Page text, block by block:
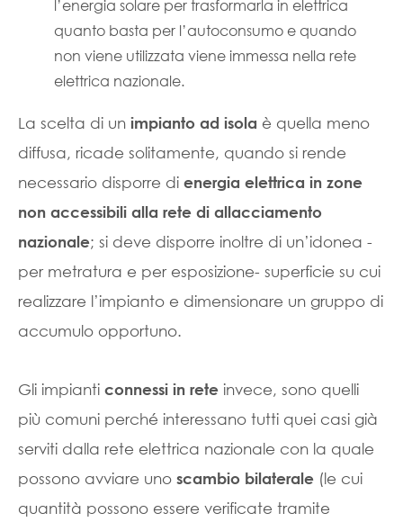
l’energia solare per trasformarla in elettrica
quanto basta per l’autoconsumo e quando
non viene utilizzata viene immessa nella rete
elettrica nazionale.
La scelta di un impianto ad isola è quella meno
diffusa, ricade solitamente, quando si rende
necessario disporre di energia elettrica in zone
non accessibili alla rete di allacciamento
nazionale; si deve disporre inoltre di un’idonea -
per metratura e per esposizione- superficie su cui
realizzare l’impianto e dimensionare un gruppo di
accumulo opportuno.
Gli impianti connessi in rete invece, sono quelli
più comuni perché interessano tutti quei casi già
serviti dalla rete elettrica nazionale con la quale
possono avviare uno scambio bilaterale (le cui
quantità possono essere verificate tramite